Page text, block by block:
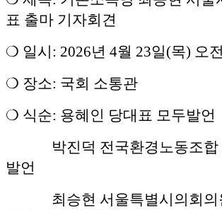
표 출마 기자회견
❍ 일시: 2026년 4월 23일(목) 오
❍ 장소: 국회 소통관
❍ 식순: 용혜인 당대표 모두발언
박진덕 전국환경노동조합
발언
최승현 서울특별시의회